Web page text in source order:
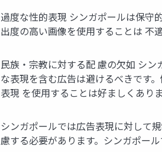
過度な性的表現 シンガポールは保守
出度の高い画像を使用することは 不適
民族・宗教に対する配 慮の欠如 シ
な表現を含む広告は避けるべきです
表現 を使用することは好ましくあり
シンガポールでは広告表現に対して
慮する必要があります。シンガポー